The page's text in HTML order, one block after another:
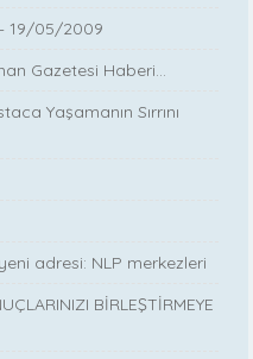
– 19/05/2009
Gazetesi Haberi...
Yaşamanın Sırrını
adresi: NLP merkezleri
BİRLEŞTİRMEYE